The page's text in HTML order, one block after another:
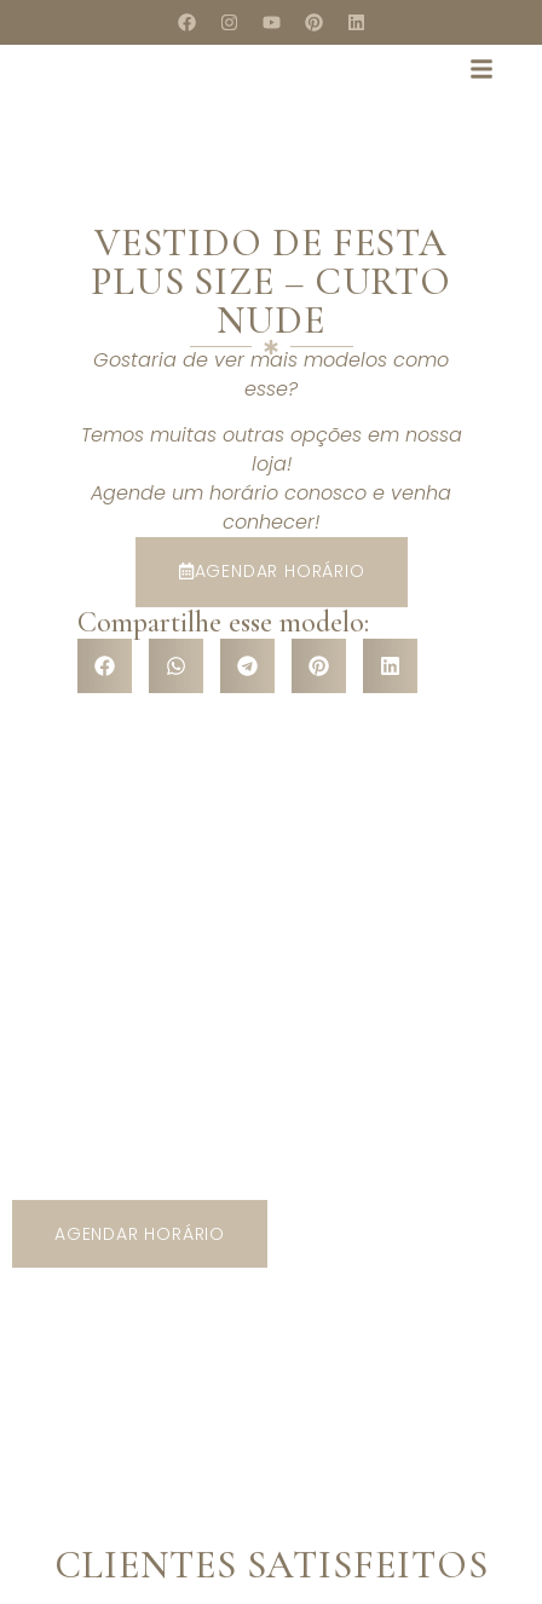
VESTIDO DE FESTA
PLUS SIZE – CURTO
NUDE
Gostaria de ver mais modelos como
esse?
Temos muitas outras opções em nossa
loja!
Agende um horário conosco e venha
conhecer!
AGENDAR HORÁRIO
Compartilhe esse modelo:
AGENDAR HORÁRIO
CLIENTES SATISFEITOS